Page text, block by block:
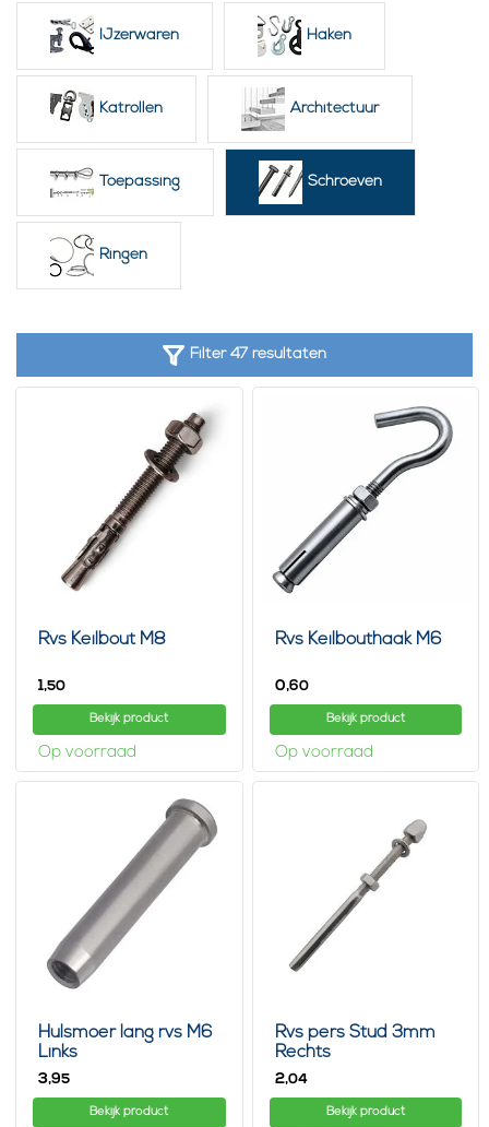
IJzerwaren Haken
Katrollen Architectuur
Toepassing Schroeven
Ringen
Filter 47 resultaten
Rvs Keilbout M8
1,50
Bekijk product
Op voorraad
Rvs Keilbouthaak M6
0,60
Bekijk product
Op voorraad
Hulsmoer lang rvs M6
Links
3,95
Bekijk product
Rvs pers Stud 3mm
Rechts
2,04
Bekijk product